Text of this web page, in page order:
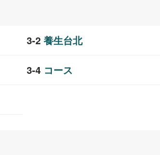
養生台北
コース